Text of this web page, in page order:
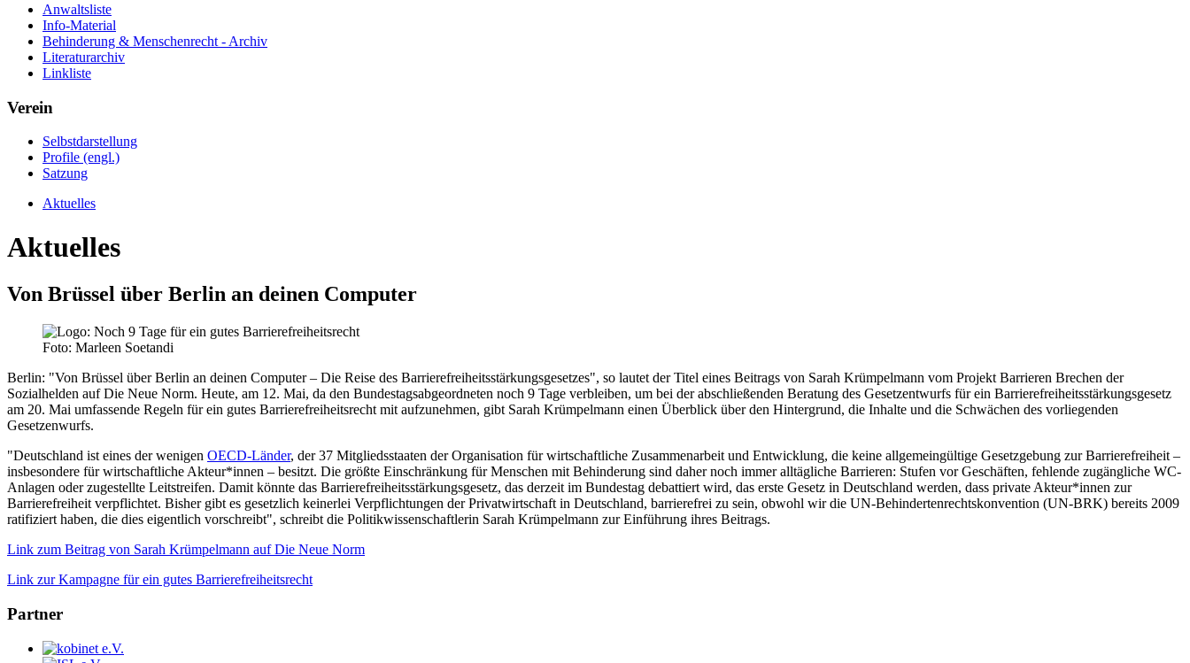
Anwaltsliste
Info-Material
Behinderung & Menschenrecht - Archiv
Literaturarchiv
Linkliste
Verein
Selbstdarstellung
Profile (engl.)
Satzung
Aktuelles
Aktuelles
Von Brüssel über Berlin an deinen Computer
Foto: Marleen Soetandi
Berlin: "Von Brüssel über Berlin an deinen Computer – Die Reise des Barrierefreiheitsstärkungsgesetzes", so lautet der Titel eines Beitrags von Sarah Krümpelmann vom Projekt Barrieren Brechen der
Sozialhelden auf Die Neue Norm. Heute, am 12. Mai, da den Bundestagsabgeordneten noch 9 Tage verbleiben, um bei der abschließenden Beratung des Gesetzentwurfs für ein Barrierefreiheitsstärkungsgesetz
am 20. Mai umfassende Regeln für ein gutes Barrierefreiheitsrecht mit aufzunehmen, gibt Sarah Krümpelmann einen Überblick über den Hintergrund, die Inhalte und die Schwächen des vorliegenden
Gesetzenwurfs.
"Deutschland ist eines der wenigen OECD-Länder, der 37 Mitgliedsstaaten der Organisation für wirtschaftliche Zusammenarbeit und Entwicklung, die keine allgemeingültige Gesetzgebung zur Barrierefreiheit –
insbesondere für wirtschaftliche Akteur*innen – besitzt. Die größte Einschränkung für Menschen mit Behinderung sind daher noch immer alltägliche Barrieren: Stufen vor Geschäften, fehlende zugängliche WC-
Anlagen oder zugestellte Leitstreifen. Damit könnte das Barrierefreiheitsstärkungs­gesetz, das derzeit im Bundestag debattiert wird, das erste Gesetz in Deutschland werden, dass private Akteur*innen zur
Barrierefreiheit verpflichtet. Bisher gibt es gesetzlich keinerlei Verpflichtungen der Privatwirtschaft in Deutschland, barrierefrei zu sein, obwohl wir die UN-Behindertenrechts­konvention (UN-BRK) bereits 2009
ratifiziert haben, die dies eigentlich vorschreibt", schreibt die Politikwissenschaftlerin Sarah Krümpelmann zur Einführung ihres Beitrags.
Link zum Beitrag von Sarah Krümpelmann auf Die Neue Norm
Link zur Kampagne für ein gutes Barrierefreiheitsrecht
Partner